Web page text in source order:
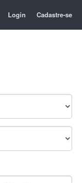
Login Cadastre-se